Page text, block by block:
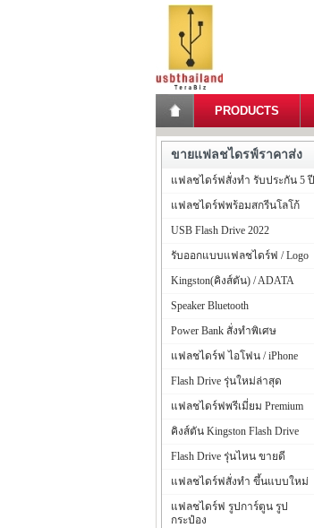
PRODUCTS
ขายแฟลชไดรฟ์ราคาส่ง
แฟลชไดร์ฟสั่งทำ รับประกัน 5 ปี
แฟลชไดร์ฟพร้อมสกรีนโลโก้
USB Flash Drive 2022
รับออกแบบแฟลชไดร์ฟ / Logo
Kingston(คิงส์ตัน) / ADATA
Speaker Bluetooth
Power Bank สั่งทำพิเศษ
แฟลชไดร์ฟ ไอโฟน / iPhone
Flash Drive รุ่นใหม่ล่าสุด
แฟลชไดร์ฟพรีเมี่ยม Premium
คิงส์ตัน Kingston Flash Drive
Flash Drive รุ่นไหน ขายดี
แฟลชไดร์ฟสั่งทำ ขึ้นแบบใหม่
แฟลชไดร์ฟ รูปการ์ตูน รูป
กระป๋อง